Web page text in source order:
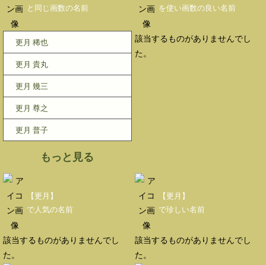
と同じ画数の名前
更月 稀也
更月 貴丸
更月 幾三
更月 尊之
更月 普子
もっと見る
を使い画数の良い名前
該当するものがありませんでし
た。
【更月】
で人気の名前
該当するものがありませんでし
た。
【更月】
で珍しい名前
該当するものがありませんでし
た。